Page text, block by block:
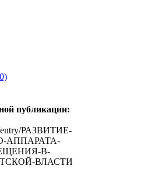
публикации:
entry/РАЗВИТИЕ-
АППАРАТА-
В-
ВЛАСТИ